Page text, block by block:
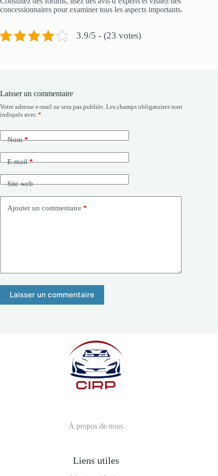
concessionnaires pour examiner tous les aspects importants.
3.9/5 - (23 votes)
Laisser un commentaire
Votre adresse e-mail ne sera pas publiée. Les champs obligatoires sont
indiqués avec *
Nom*
E-mail*
Site web
Ajouter un commentaire *
Laisser un commentaire
À propos de nous
Liens utiles